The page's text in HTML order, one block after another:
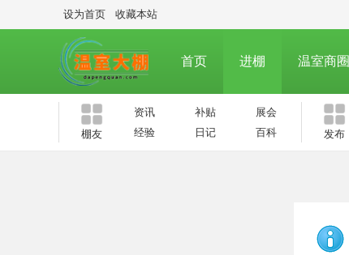
设为首页 收藏本站
首页 进棚 温室商圈
棚友
资讯 补贴
展会
经验
日记 百科 发布